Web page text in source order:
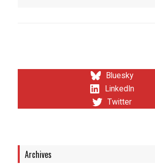
Bluesky
LinkedIn
Twitter
Archives